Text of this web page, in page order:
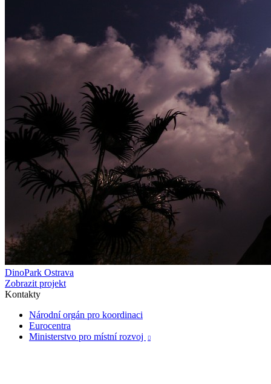
DinoPark Ostrava
Zobrazit projekt
Kontakty
Národní orgán pro koordinaci
Eurocentra
Ministerstvo pro místní rozvoj
